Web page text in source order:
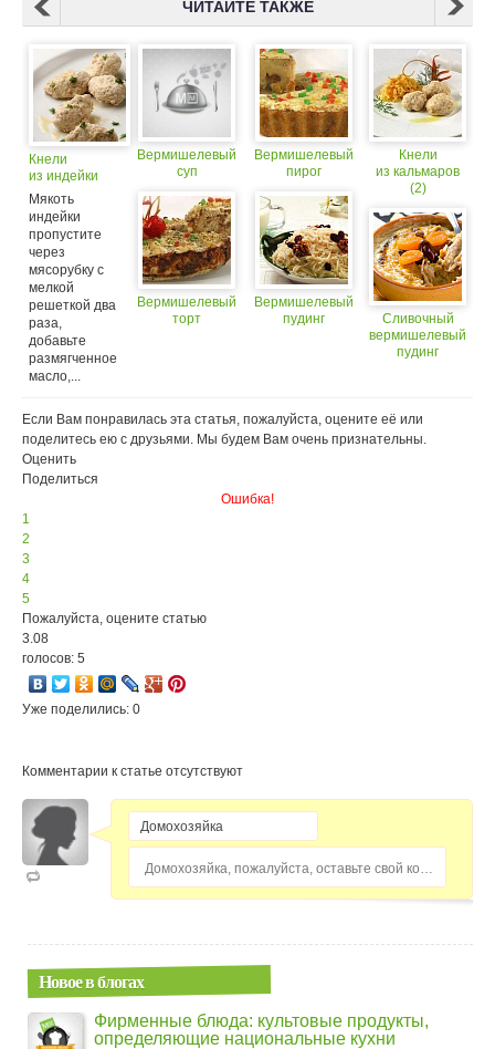
ЧИТАЙТЕ ТАКЖЕ
Кнели
из индейки
Мякоть
индейки
пропустите
через
мясорубку с
мелкой
решеткой два
раза,
добавьте
размягченное
масло,...
Вермишелевый
суп
Вермишелевый
торт
Вермишелевый
пирог
Вермишелевый
пудинг
Кнели
из кальмаров
(2)
Сливочный
вермишелевый
пудинг
Если Вам понравилась эта статья, пожалуйста, оцените её или
поделитесь ею с друзьями. Мы будем Вам очень признательны.
Оценить
Поделиться
Ошибка!
1
2
3
4
5
Пожалуйста, оцените статью
3.08
голосов: 5
Уже поделились: 0
Комментарии к статье отсутствуют
Домохозяйка, пожалуйста, оставьте свой комментарий...
Новое в блогах
Фирменные блюда: культовые продукты,
определяющие национальные кухни